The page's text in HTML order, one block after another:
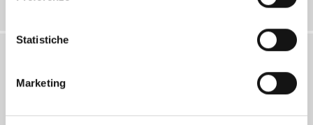
Statistiche
Marketing